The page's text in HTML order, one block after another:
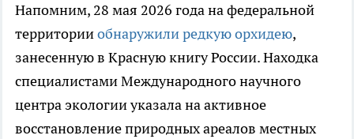
Напомним, 28 мая 2026 года на федеральной
территорииобнаружили редкую орхидею,
занесенную в Красную книгу России. Находка
специалистами Международного научного
центра экологии указала на активное
восстановление природных ареалов местных